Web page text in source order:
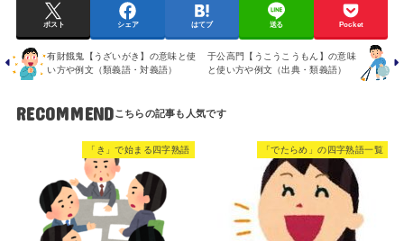
ポスト シェア はてブ 送る Pocket
有財餓鬼【うざいがき】の意味と使
い方や例文（類義語・対義語）
于公高門【うこうこうもん】の意味
と使い方や例文（出典・類義語）
RECOMMEND
「き」で始まる四字熟語 「でたらめ」の四字熟語一覧